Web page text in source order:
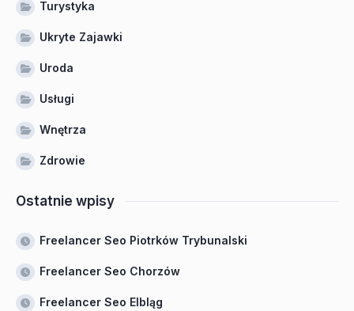
Turystyka
Ukryte Zajawki
Uroda
Usługi
Wnętrza
Zdrowie
Ostatnie wpisy
Freelancer Seo Piotrków Trybunalski
Freelancer Seo Chorzów
Freelancer Seo Elbląg